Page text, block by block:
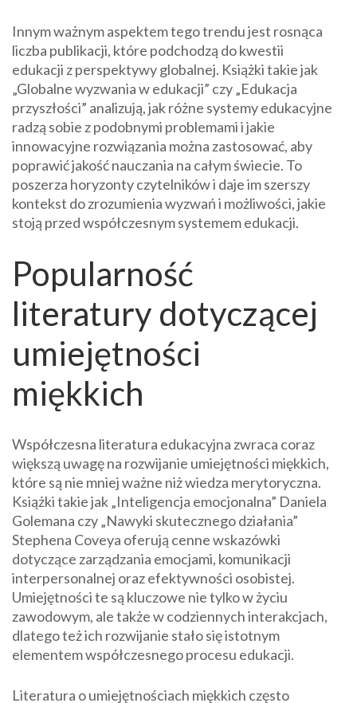
Innym ważnym aspektem tego trendu jest rosnąca
liczba publikacji, które podchodzą do kwestii
edukacji z perspektywy globalnej. Książki takie jak
„Globalne wyzwania w edukacji” czy „Edukacja
przyszłości” analizują, jak różne systemy edukacyjne
radzą sobie z podobnymi problemami i jakie
innowacyjne rozwiązania można zastosować, aby
poprawić jakość nauczania na całym świecie. To
poszerza horyzonty czytelników i daje im szerszy
kontekst do zrozumienia wyzwań i możliwości, jakie
stoją przed współczesnym systemem edukacji.
Popularność
literatury dotyczącej
umiejętności
miękkich
Współczesna literatura edukacyjna zwraca coraz
większą uwagę na rozwijanie umiejętności miękkich,
które są nie mniej ważne niż wiedza merytoryczna.
Książki takie jak „Inteligencja emocjonalna” Daniela
Golemana czy „Nawyki skutecznego działania”
Stephena Coveya oferują cenne wskazówki
dotyczące zarządzania emocjami, komunikacji
interpersonalnej oraz efektywności osobistej.
Umiejętności te są kluczowe nie tylko w życiu
zawodowym, ale także w codziennych interakcjach,
dlatego też ich rozwijanie stało się istotnym
elementem współczesnego procesu edukacji.
Literatura o umiejętnościach miękkich często